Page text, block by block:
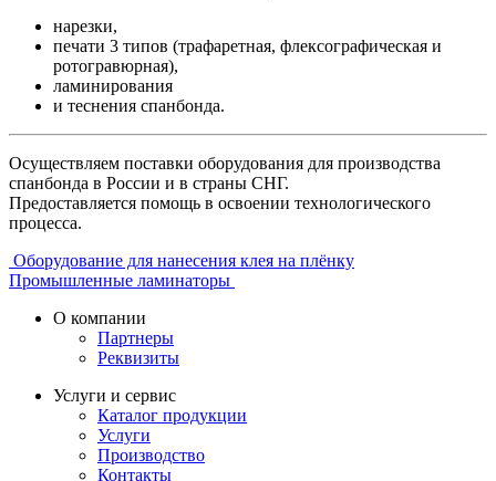
нарезки,
печати 3 типов (трафаретная, флексографическая и
ротогравюрная),
ламинирования
и теснения спанбонда.
Осуществляем поставки оборудования для производства
спанбонда в России и в страны СНГ.
Предоставляется помощь в освоении технологического
процесса.
Оборудование для нанесения клея на плёнку
Промышленные ламинаторы
О компании
Партнеры
Реквизиты
Услуги и сервис
Каталог продукции
Услуги
Производство
Контакты